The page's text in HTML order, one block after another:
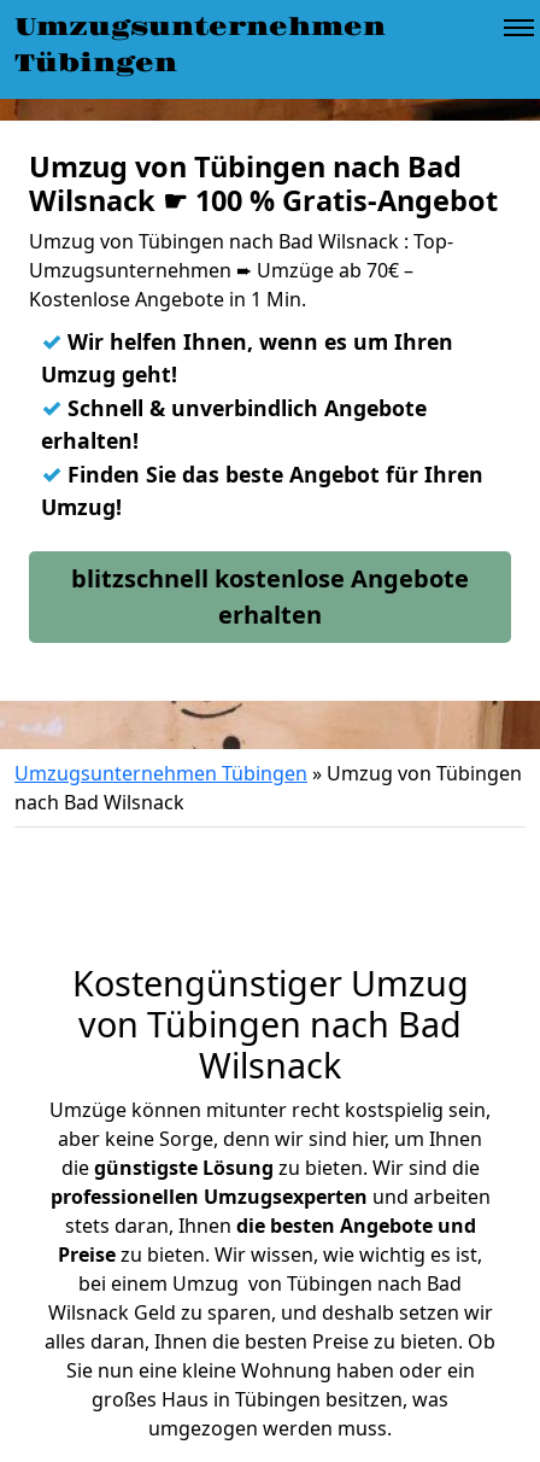
Umzugsunternehmen
Tübingen
Umzug von Tübingen nach Bad
Wilsnack ☛ 100 % Gratis-Angebot
Umzug von Tübingen nach Bad Wilsnack : Top-
Umzugsunternehmen ➨ Umzüge ab 70€ –
Kostenlose Angebote in 1 Min.
✓ Wir helfen Ihnen, wenn es um Ihren
Umzug geht!
✓ Schnell & unverbindlich Angebote
erhalten!
✓ Finden Sie das beste Angebot für Ihren
Umzug!
blitzschnell kostenlose Angebote
erhalten
Umzugsunternehmen Tübingen » Umzug von Tübingen
nach Bad Wilsnack
Kostengünstiger Umzug
von Tübingen nach Bad
Wilsnack
Umzüge können mitunter recht kostspielig sein,
aber keine Sorge, denn wir sind hier, um Ihnen
diegünstigste Lösung zu bieten. Wir sind die
professionellen Umzugsexperten und arbeiten
stets daran, Ihnen die besten Angebote und
Preisezu bieten. Wir wissen, wie wichtig es ist,
bei einem Umzug von Tübingen nach Bad
Wilsnack Geld zu sparen, und deshalb setzen wir
alles daran, Ihnen die besten Preise zu bieten. Ob
Sie nun eine kleine Wohnung haben oder ein
großes Haus in Tübingen besitzen, was
umgezogen werden muss.